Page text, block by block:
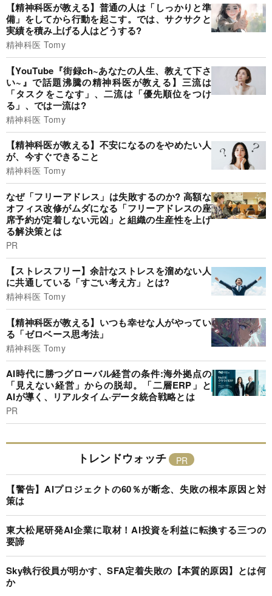
【精神科医が教える】普通の人は「しっかりと準
備」をしてから行動を起こす。では、サクサクと
実績を積み上げる人はどうする?
精神科医 Tomy
【YouTube『街録ch~あなたの人生、教えて下さ
い~』で話題沸騰の精神科医が教える】三流は
「タスクをこなす」、二流は「優先順位をつけ
る」、では一流は?
精神科医 Tomy
【精神科医が教える】不安になるのをやめたい人
が、今すぐできること
精神科医 Tomy
なぜ「フリーアドレス」は失敗するのか? 高額な
オフィス改修がムダになる「フリーアドレスの座
席予約が定着しない元凶」と組織の生産性を上げ
る解決策とは
PR
【ストレスフリー】余計なストレスを溜めない人
に共通している「すごい考え方」とは?
精神科医 Tomy
【精神科医が教える】いつも幸せな人がやってい
る「ゼロベース思考法」
精神科医 Tomy
AI時代に勝つグローバル経営の条件:海外拠点の
「見えない経営」からの脱却。「二層ERP」と
AIが導く、リアルタイム·データ統合戦略とは
PR
トレンドウォッチ
【警告】AIプロジェクトの60％が断念、失敗の根本原因と対
策は
東大松尾研発AI企業に取材！AI投資を利益に転換する三つの
要諦
Sky執行役員が明かす、SFA定着失敗の【本質的原因】とは何
か